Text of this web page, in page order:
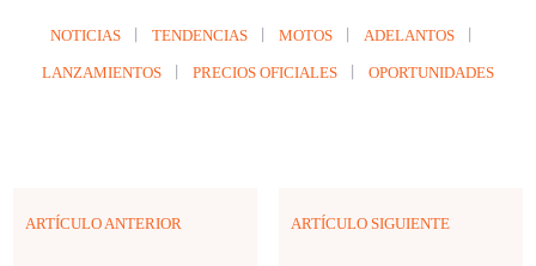
NOTICIAS TENDENCIAS MOTOS ADELANTOS
LANZAMIENTOS PRECIOS OFICIALES OPORTUNIDADES
ARTÍCULO ANTERIOR ARTÍCULO SIGUIENTE